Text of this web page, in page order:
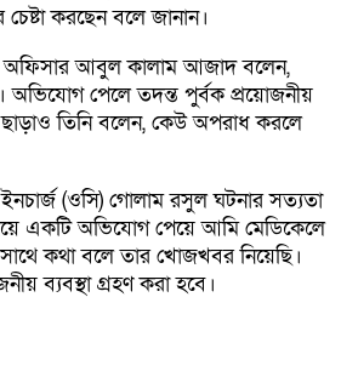
চেষ্টা করছেন বলে জানান।
অফিসার আবুল কালাম আজাদ বলেন,
অভিযোগ পেলে তদন্ত পুর্বক প্রয়োজনীয়
তিনি বলেন, কেউ অপরাধ করলে
ইনচার্জ (ওসি) গোলাম রসুল ঘটনার সত্যতা
একটি অভিযোগ পেয়ে আমি মেডিকেলে
সাথে কথা বলে তার খোজখবর নিয়েছি।
ব্যবস্থা গ্রহণ করা হবে।